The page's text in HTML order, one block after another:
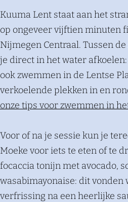
Kuuma Lent staat aan het
op ongeveer vijftien minuten
Nijmegen Centraal. Tussen
je direct in het water
ook zwemmen in de Lentse
verkoelende plekken in en
onze tips voor zwemmen in
Voor of na je sessie kun je
Moeke voor iets te eten of te
focaccia tonijn met avocado,
wasabimayonaise: dit vonden
verfrissing na een heerlijke